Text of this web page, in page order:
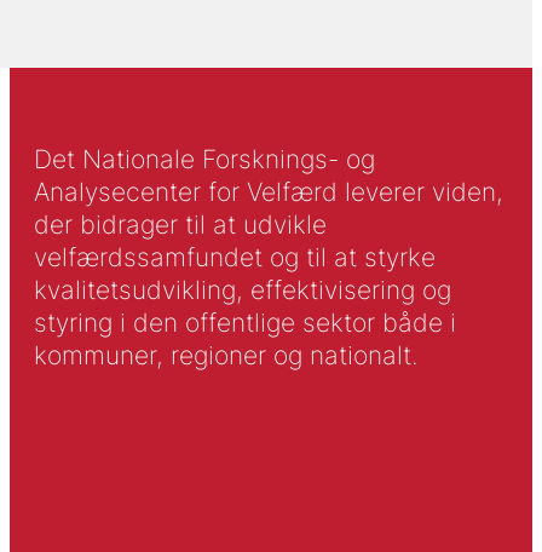
Det Nationale Forsknings- og
Analysecenter for Velfærd leverer viden,
der bidrager til at udvikle
velfærdssamfundet og til at styrke
kvalitetsudvikling, effektivisering og
styring i den offentlige sektor både i
kommuner, regioner og nationalt.